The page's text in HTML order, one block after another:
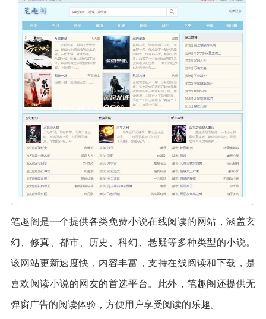
笔趣阁是一个提供各类免费小说在线阅读的网站，涵盖玄
幻、修真、都市、历史、科幻、悬疑等多种类型的小说。
该网站更新速度快，内容丰富，支持在线阅读和下载，是
喜欢阅读小说的网友的首选平台。此外，笔趣阁还提供无
弹窗广告的阅读体验，方便用户享受阅读的乐趣。